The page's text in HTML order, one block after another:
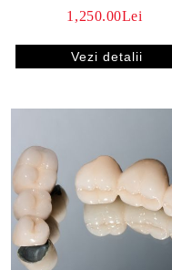
stomatologic
1,250.00Lei
Vezi detalii